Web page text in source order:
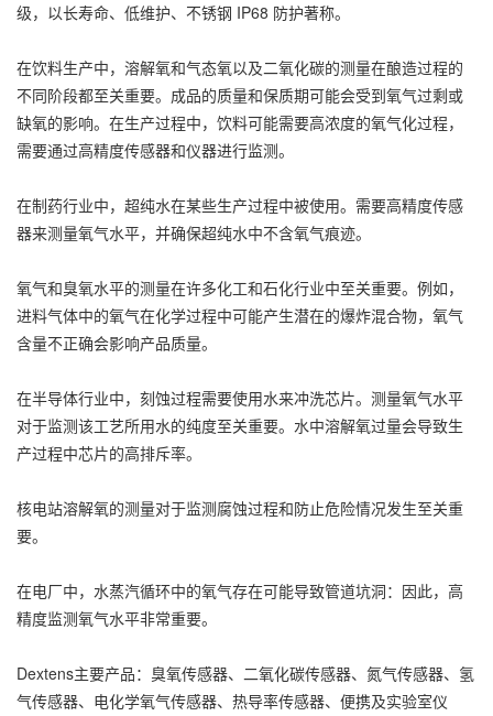
级，以长寿命、低维护、不锈钢 IP68 防护著称。
在饮料生产中，溶解氧和气态氧以及二氧化碳的测量在酿造过程的
不同阶段都至关重要。成品的质量和保质期可能会受到氧气过剩或
缺氧的影响。在生产过程中，饮料可能需要高浓度的氧气化过程，
需要通过高精度传感器和仪器进行监测。
在制药行业中，超纯水在某些生产过程中被使用。需要高精度传感
器来测量氧气水平，并确保超纯水中不含氧气痕迹。
氧气和臭氧水平的测量在许多化工和石化行业中至关重要。例如，
进料气体中的氧气在化学过程中可能产生潜在的爆炸混合物，氧气
含量不正确会影响产品质量。
在半导体行业中，刻蚀过程需要使用水来冲洗芯片。测量氧气水平
对于监测该工艺所用水的纯度至关重要。水中溶解氧过量会导致生
产过程中芯片的高排斥率。
核电站溶解氧的测量对于监测腐蚀过程和防止危险情况发生至关重
要。
在电厂中，水蒸汽循环中的氧气存在可能导致管道坑洞：因此，高
精度监测氧气水平非常重要。
Dextens主要产品：臭氧传感器、二氧化碳传感器、氮气传感器、氢
气传感器、电化学氧气传感器、热导率传感器、便携及实验室仪